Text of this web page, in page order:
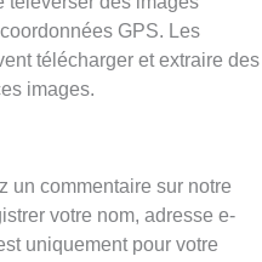
GPS. Les
télécharger et extraire des
images.
un commentaire sur notre
votre nom, adresse e-
uniquement pour votre